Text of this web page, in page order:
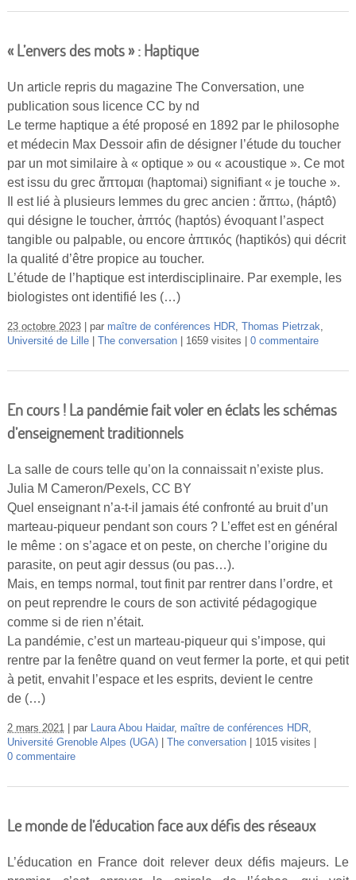
« L’envers des mots » : Haptique
Un article repris du magazine The Conversation, une
publication sous licence CC by nd
Le terme haptique a été proposé en 1892 par le philosophe
et médecin Max Dessoir afin de désigner l’étude du toucher
par un mot similaire à « optique » ou « acoustique ». Ce mot
est issu du grec ἅπτομαι (haptomai) signifiant « je touche ».
Il est lié à plusieurs lemmes du grec ancien : ἅπτω, (háptô)
qui désigne le toucher, ἁπτός (haptόs) évoquant l’aspect
tangible ou palpable, ou encore ἁπτικός (haptikόs) qui décrit
la qualité d’être propice au toucher.
L’étude de l’haptique est interdisciplinaire. Par exemple, les
biologistes ont identifié les (…)
23 octobre 2023 par maître de conférences HDR, Thomas Pietrzak,
Université de Lille
The conversation 1659 visites 0 commentaire
En cours ! La pandémie fait voler en éclats les schémas
d’enseignement traditionnels
La salle de cours telle qu’on la connaissait n’existe plus.
Julia M Cameron/Pexels, CC BY
Quel enseignant n’a-t-il jamais été confronté au bruit d’un
marteau-piqueur pendant son cours ? L’effet est en général
le même : on s’agace et on peste, on cherche l’origine du
parasite, on peut agir dessus (ou pas…).
Mais, en temps normal, tout finit par rentrer dans l’ordre, et
on peut reprendre le cours de son activité pédagogique
comme si de rien n’était.
La pandémie, c’est un marteau-piqueur qui s’impose, qui
rentre par la fenêtre quand on veut fermer la porte, et qui petit
à petit, envahit l’espace et les esprits, devient le centre
de (…)
2 mars 2021 par Laura Abou Haidar, maître de conférences HDR,
Université Grenoble Alpes (UGA)
The conversation
1015 visites
0 commentaire
Le monde de l’éducation face aux défis des réseaux
L’éducation en France doit relever deux défis majeurs. Le